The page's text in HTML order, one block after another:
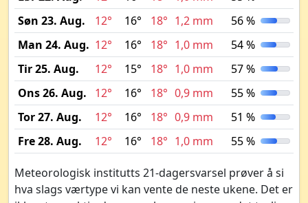
Søn 23. Aug.
12° 16° 18° 1,2 mm
56 %
Man 24. Aug. 12° 16° 18° 1,0 mm
54 %
Tir 25. Aug.
12° 15° 18° 1,0 mm
57 %
Ons 26. Aug.
12° 16° 18° 0,9 mm
55 %
Tor 27. Aug.
12° 16° 18° 0,9 mm
51 %
Fre 28. Aug.
12° 16° 18° 1,0 mm 55 %
Meteorologisk institutts 21-dagersvarsel prøver å si
hva slags værtype vi kan vente de neste ukene. Det er